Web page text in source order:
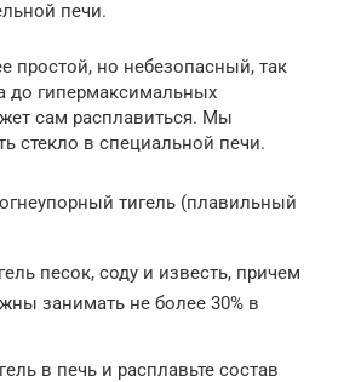
печи.
простой, но небезопасный, так
до гипермаксимальных
сам расплавиться. Мы
стекло в специальной печи.
тигель (плавильный
песок, соду и известь, причем
занимать не более 30% в
в печь и расплавьте состав